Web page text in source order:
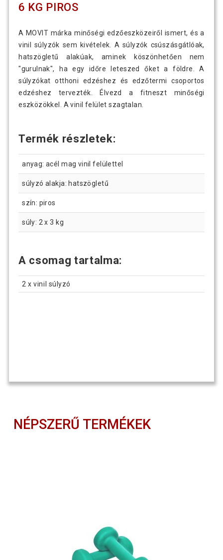
6 KG PIROS
A MOVIT márka minőségi edzőeszközeiről ismert, és a
vinil súlyzók sem kivételek. A súlyzók csúszásgátlóak,
hatszögletű alakúak, aminek köszönhetően nem
"gurulnak", ha egy időre leteszed őket a földre. A
súlyzókat otthoni edzéshez és edzőtermi csoportos
edzéshez tervezték. Élvezd a fitneszt minőségi
eszközökkel. A vinil felület szagtalan.
Termék részletek:
anyag: acél mag vinil felülettel
súlyzó alakja: hatszögletű
szín: piros
súly: 2 x 3 kg
A csomag tartalma:
2 x vinil súlyzó
NÉPSZERŰ TERMÉKEK